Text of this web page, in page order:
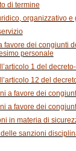
di termine
organizzativo
favore dei congiunti
personale
1 del
12 del
a favore dei
a favore dei
in materia di
sanzioni